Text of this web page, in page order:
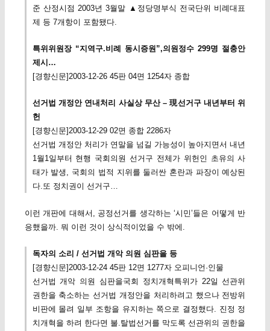
준 산정시점 2003년 3월말 ▲정당명부식 전국단위 비례대표
제 등 7개항이 포함됐다.
특위위원장 “지역구.비례 동시증원”,의원정수 299명 절충안
제시…
[경향신문]2003-12-26 45판 04면 1254자 종합
선거법 개정안 연내처리 사실상 무산 – 現선거구 내년부터 위
헌
[경향신문]2003-12-29 02면 종합 2286자
선거법 개정안 처리가 연말을 넘길 가능성이 높아지면서 내년
1월1일부터 현행 국회의원 선거구 전체가 위헌인 초유의 사
태가 발생, 국회의 법적 지위를 둘러싼 혼란과 파장이 예상된
다.또 정치권이 선거구…
이런 개판에 대해서, 공정선거를 생각하는 ‘시민’들은 어떻게 반
응했을까. 뭐 이런 것이 상식적이었을 수 밖에.
독자의 소리 / 선거법 개악 의원 심판을 등
[경향신문]2003-12-24 45판 12면 1277자 오피니언·인물
선거법 개악 의원 심판을국회 정치개혁특위가 22일 선관위
권한을 축소하는 선거법 개정안을 처리하려고 했으나 전방위
비판에 몰려 일부 조항을 유지하는 쪽으로 결정했다. 진정 정
치개혁을 하려 한다면 불.탈법선거를 막도록 선관위의 권한을